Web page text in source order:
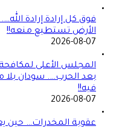
فوق كل إرادة إرادة
الأرض تستطيع منعه!!
2026-08-07
المجلس الأعلى
بعد الحرب…. سودان
فيه!!
2026-08-07
عقوبة المخدرات… حين